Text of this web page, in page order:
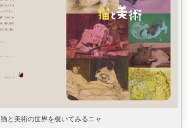
猫と美術の世界を覗いてみるニャ